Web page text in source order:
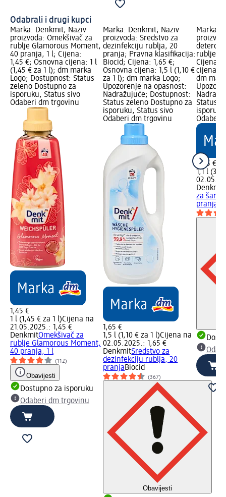
Odabrali i drugi kupci
Marka: Denkmit; Naziv
proizvoda: Omekšivač za
rublje Glamorous Moment,
40 pranja, 1 l; Cijena:
1,45 €; Osnovna cijena: 1 l
(1,45 € za 1 l); dm marka
Logo; Dostupnost: Status
zeleno Dostupno za
isporuku, Status sivo
Odaberi dm trgovinu
1,45 €
1 l (1,45 € za 1 l)Cijena na
21.05.2025.: 1,45 €
DenkmitOmekšivač za
rublje Glamorous Moment,
40 pranja, 1 l
(112)
Obavijesti
Dostupno za isporuku
Odaberi dm trgovinu
Marka: Denkmit; Naziv
proizvoda: Sredstvo za
dezinfekciju rublja, 20
pranja; Pravna klasifikacija:
Biocid; Cijena: 1,65 €;
Osnovna cijena: 1,5 l (1,10 €
za 1 l); dm marka Logo;
Upozorenje na opasnost:
Nadražujuće; Dostupnost:
Status zeleno Dostupno za
isporuku, Status sivo
Odaberi dm trgovinu
1,65 €
1,5 l (1,10 € za 1 l)Cijena na
02.05.2025.: 1,65 €
DenkmitSredstvo za
dezinfekciju rublja, 20
pranjaBiocid
(367)
Obavijesti
Marka:
rublje,
Cijena:
cijena:
dm
Status
Odaberi
3,95 €
1,1 l
Denkmit
za
pranja,